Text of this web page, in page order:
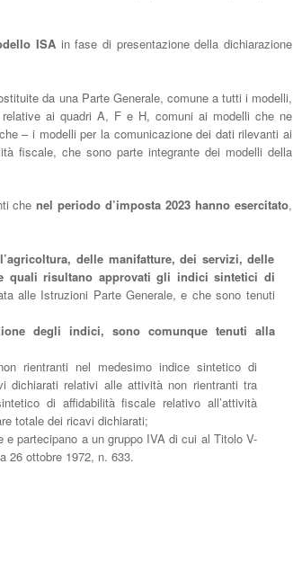
ISA in fase di presentazione della dichiarazione
da una Parte Generale, comune a tutti i modelli,
ai quadri A, F e H, comuni ai modelli che ne
– i modelli per la comunicazione dei dati rilevanti ai
fiscale, che sono parte integrante dei modelli della
chenel periodo d’imposta 2023 hanno esercitato,
delle manifatture, dei servizi, delle
quali risultano approvati gli indici sintetici di
alle Istruzioni Parte Generale, e che sono tenuti
degli indici, sono comunque tenuti alla
rientranti nel medesimo indice sintetico di
dichiarati relativi alle attività non rientranti tra
di affidabilità fiscale relativo all’attività
totale dei ricavi dichiarati;
partecipano a un gruppo IVA di cui al Titolo V-
26 ottobre 1972, n. 633.